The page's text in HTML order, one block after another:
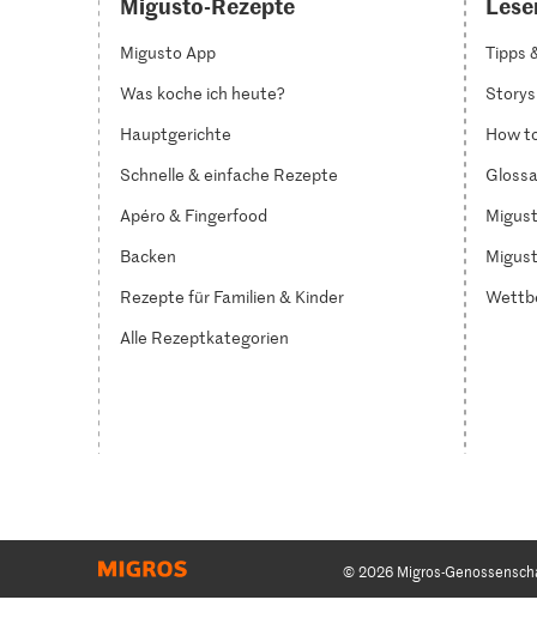
Migusto App
Was koche ich heute?
Hauptgerichte
Schnelle & einfache Rezepte
Apéro & Fingerfood
Backen
Rezepte für Familien & Kinder
Alle Rezeptkategorien
Tipps
Storys
How
© 2026 Migros-